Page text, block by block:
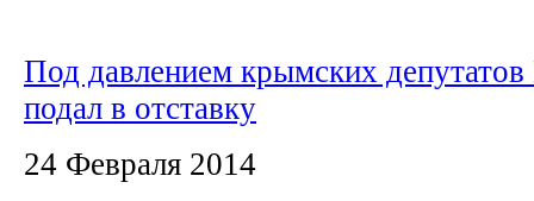
Под давлением крымских
подал в отставку
24 Февраля 2014